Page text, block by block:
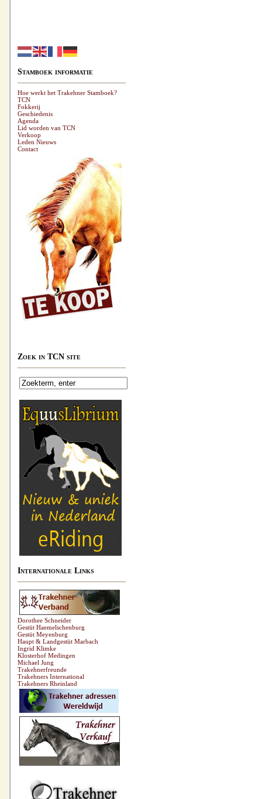
Stamboek informatie
Hoe werkt het Trakehner Stamboek?
TCN
Fokkerij
Geschiedenis
Agenda
Lid worden van TCN
Verkoop
Leden Nieuws
Contact
Zoek in TCN site
Internationale Links
Dorothee Schneider
Gestüt Haemelschenburg
Gestüt Meyenburg
Haupt & Landgestüt Marbach
Ingrid Klimke
Klosterhof Medingen
Michael Jung
Trakehnerfreunde
Trakehners International
Trakehners Rheinland